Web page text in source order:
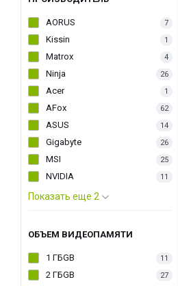
AORUS 7
Kissin 1
Matrox 4
Ninja 26
Acer 1
AFox 62
ASUS 14
Gigabyte 26
MSI 25
NVIDIA 11
Показать еще 2
ОБЪЕМ ВИДЕОПАМЯТИ
1 ГБGB 11
2 ГБGB 27